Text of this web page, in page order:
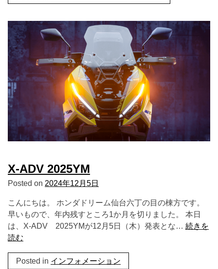
X-ADV 2025YM
Posted on 2024年12月5日
こんにちは。 ホンダドリーム仙台六丁の目の棟方です。
早いもので、年内残すところ1か月を切りました。 本日
は、X-ADV 2025YMが12月5日（木）発表とな… 続きを
読む
Posted in インフォメーション